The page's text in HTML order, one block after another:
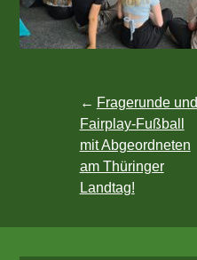
Beitragsnavigation
Fragerunde und
Fairplay-Fußball
mit Abgeordneten
am Thüringer
Landtag!